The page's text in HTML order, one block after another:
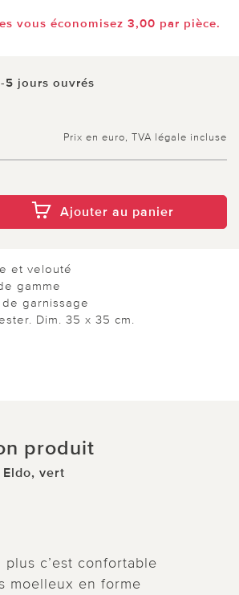
vous économisez 3,00 par pièce.
5 jours ouvrés
Prix en euro, TVA légale incluse
Ajouter au panier
et velouté
gamme
garnissage
Dim. 35 x 35 cm.
produit
vert
plus c’est confortable
moelleux en forme